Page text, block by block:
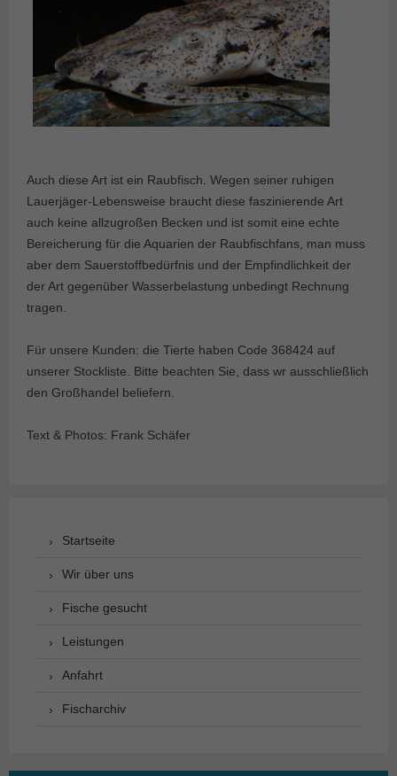
Auch diese Art ist ein Raubfisch. Wegen seiner ruhigen
Lauerjäger-Lebensweise braucht diese faszinierende Art
auch keine allzugroßen Becken und ist somit eine echte
Bereicherung für die Aquarien der Raubfischfans, man muss
aber dem Sauerstoffbedürfnis und der Empfindlichkeit der
der Art gegenüber Wasserbelastung unbedingt Rechnung
tragen.
Für unsere Kunden: die Tierte haben Code 368424 auf
unserer Stockliste. Bitte beachten Sie, dass wr ausschließlich
den Großhandel beliefern.
Text & Photos: Frank Schäfer
Startseite
Wir über uns
Fische gesucht
Leistungen
Anfahrt
Fischarchiv